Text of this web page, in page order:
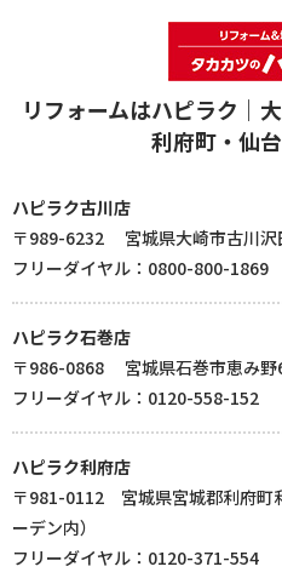
リフォームはハピラク｜
利府町・仙
ハピラク古川店
〒989-6232 宮城県大崎市古川
フリーダイヤル：0800-800-1869
ハピラク石巻店
〒986-0868 宮城県石巻市恵み
フリーダイヤル：0120-558-152
ハピラク利府店
〒981-0112 宮城県宮城郡利府町
ーデン内）
フリーダイヤル：0120-371-554